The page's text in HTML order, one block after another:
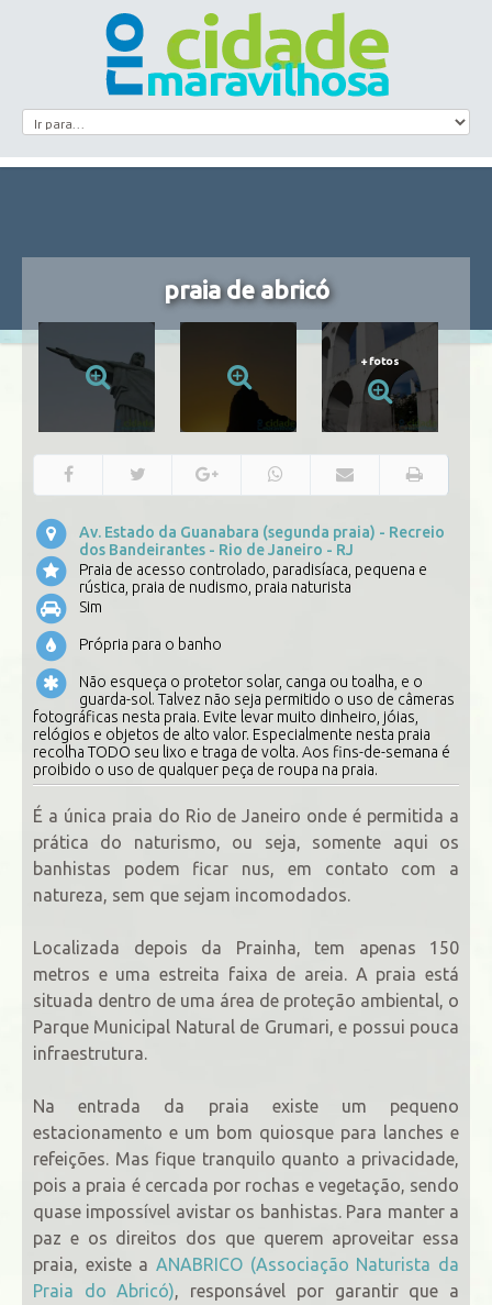
praia de abricó
+fotos
Av. Estado da Guanabara (segunda praia) - Recreio
dos Bandeirantes - Rio de Janeiro - RJ
Praia de acesso controlado, paradisíaca, pequena e
rústica, praia de nudismo, praia naturista
Sim
Própria para o banho
Não esqueça o protetor solar, canga ou toalha, e o
guarda-sol. Talvez não seja permitido o uso de câmeras
fotográficas nesta praia. Evite levar muito dinheiro, jóias,
relógios e objetos de alto valor. Especialmente nesta praia
recolha TODO seu lixo e traga de volta. Aos fins-de-semana é
proibido o uso de qualquer peça de roupa na praia.
É a única praia do Rio de Janeiro onde é permitida a
prática do naturismo, ou seja, somente aqui os
banhistas podem ficar nus, em contato com a
natureza, sem que sejam incomodados.
Localizada depois da Prainha, tem apenas 150
metros e uma estreita faixa de areia. A praia está
situada dentro de uma área de proteção ambiental, o
Parque Municipal Natural de Grumari, e possui pouca
infraestrutura.
Na entrada da praia existe um pequeno
estacionamento e um bom quiosque para lanches e
refeições. Mas fique tranquilo quanto a privacidade,
pois a praia é cercada por rochas e vegetação, sendo
quase impossível avistar os banhistas. Para manter a
paz e os direitos dos que querem aproveitar essa
praia, existe a ANABRICO (Associação Naturista da
Praia do Abricó), responsável por garantir que a